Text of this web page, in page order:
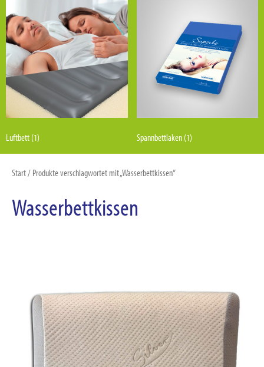
Luftbett (1) Spannbettlaken (1)
Start/ Produkte verschlagwortet mit „Wasserbettkissen“
Wasserbettkissen